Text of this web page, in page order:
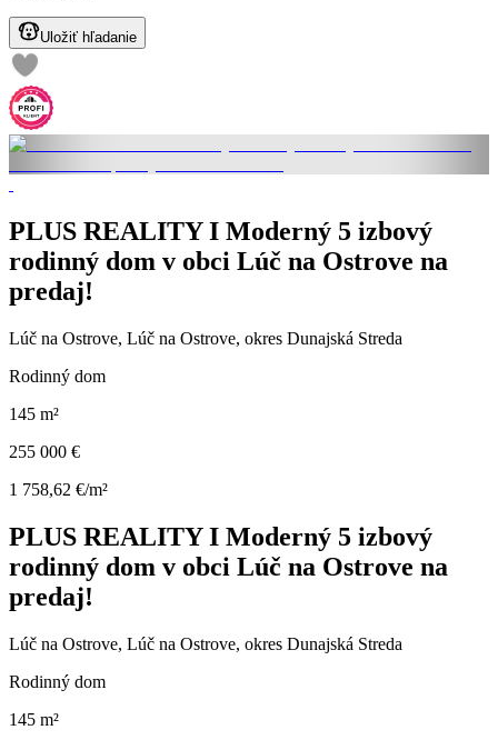
Uložiť hľadanie
PLUS REALITY I Moderný 5 izbový
rodinný dom v obci Lúč na Ostrove na
predaj!
Lúč na Ostrove, Lúč na Ostrove, okres Dunajská Streda
Rodinný dom
145 m²
255 000 €
1 758,62 €/m²
PLUS REALITY I Moderný 5 izbový
rodinný dom v obci Lúč na Ostrove na
predaj!
Lúč na Ostrove, Lúč na Ostrove, okres Dunajská Streda
Rodinný dom
145 m²